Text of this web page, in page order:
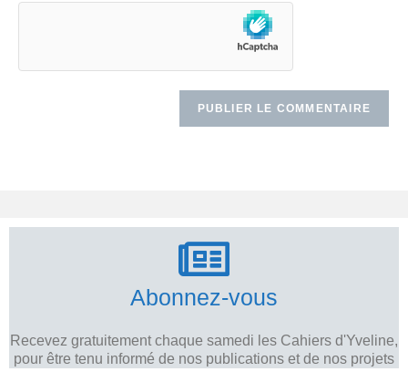
Abonnez-vous
Recevez gratuitement chaque samedi les Cahiers d'Yveline,
pour être tenu informé de nos publications et de nos projets